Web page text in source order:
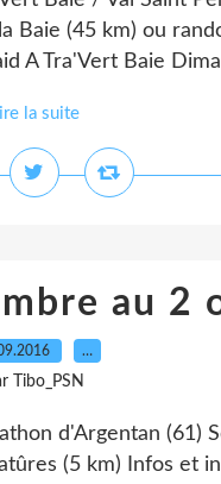
Baie (45 km) ou
A Tra'Vert Baie
la suite
au 2
…
Tibo_PSN
d'Argentan (61)
(5 km) Infos et